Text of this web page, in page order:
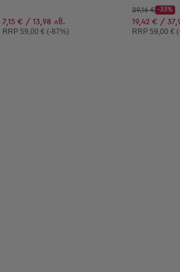
7,15 € / 13,98 лв.
Препоръчителна цена:
RRP59,00 € (-87%)
Начална цена:
29,16 € -33%
Намалена
19,42 € /
RRP 59,00 €